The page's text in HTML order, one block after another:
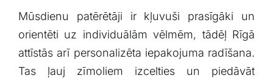
Mūsdienu patērētāji ‌ir kļuvuši prasīgāki ‍un
orientēti uz individuālām vēlmēm, tādēļ Rīgā
attīstās arī personalizēta iepakojuma radīšana.
Tas ļauj⁢ zīmoliem izcelties un piedāvāt​